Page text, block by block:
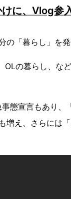
に、Vlog参
「暮らし」を発
OLの暮らし、な
態宣言もあり、
増え、さらには